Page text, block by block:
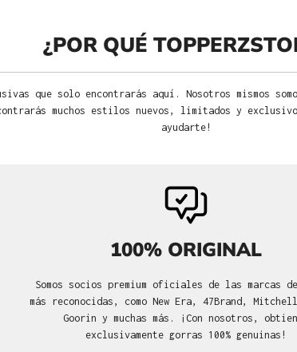
¿POR QUÉ
que solo encontrarás aquí. Nosotros mismos
muchos estilos nuevos, limitados y
ayudarte!
100% ORIGINAL
Somos socios premium oficiales de las marcas
más reconocidas, como New Era, 47Brand,
Goorin y muchas más. ¡Con nosotros,
exclusivamente gorras 100% genuinas!